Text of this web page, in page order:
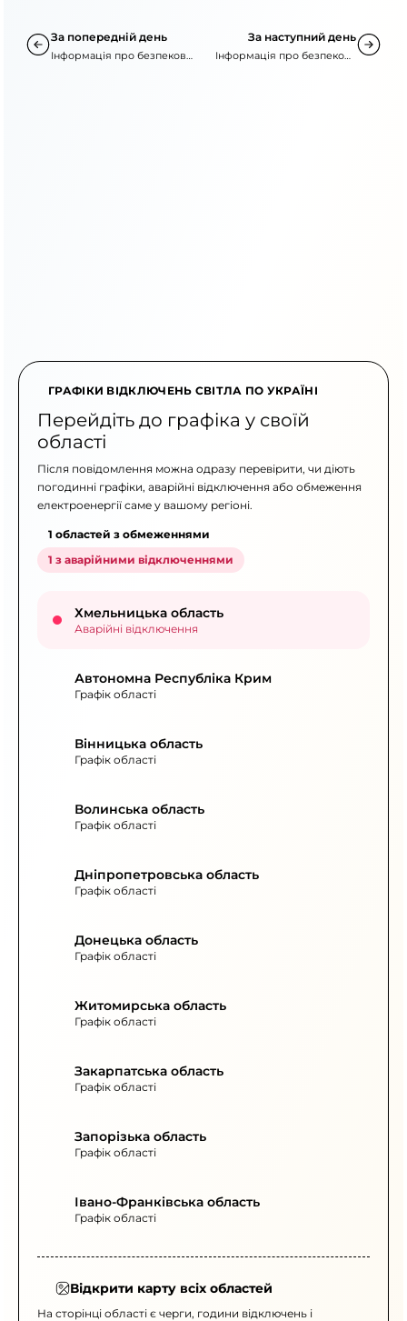
За попередній день
Інформація про безпекову
За наступний день
Інформація про безпекову
ГРАФІКИ ВІДКЛЮЧЕНЬ СВІТЛА ПО УКРАЇНІ
Перейдіть до графіка у своїй
області
Після повідомлення можна одразу перевірити, чи діють
погодинні графіки, аварійні відключення або обмеження
електроенергії саме у вашому регіоні.
1 областей з обмеженнями
1 з аварійними відключеннями
Хмельницька область
Аварійні відключення
Автономна Республіка Крим
Графік області
Вінницька область
Графік області
Волинська область
Графік області
Дніпропетровська область
Графік області
Донецька область
Графік області
Житомирська область
Графік області
Закарпатська область
Графік області
Запорізька область
Графік області
Івано-Франківська область
Графік області
Відкрити карту всіх областей
На сторінці області є черги, години відключень і